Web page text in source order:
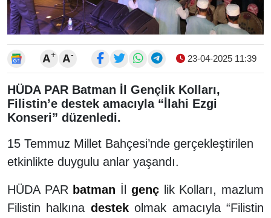
A+ A- 23-04-2025 11:39
HÜDA PAR Batman İl Gençlik Kolları,
Filistin’e destek amacıyla “İlahi Ezgi
Konseri” düzenledi.
15 Temmuz Millet Bahçesi’nde gerçekleştirilen
etkinlikte duygulu anlar yaşandı.
HÜDA PAR batman İl gençlik Kolları, mazlum
Filistin halkına destekolmak amacıyla “Filistin